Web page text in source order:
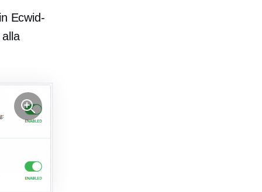
Ecwid-